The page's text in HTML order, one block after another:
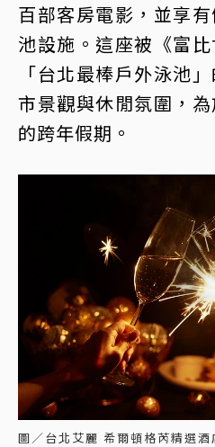
百部客房電影，並享
池設施。這座被《富
「台北最棒戶外泳池
市景觀與休閒氛圍，
的跨年假期。
圖／台北艾麗 希爾頓格芮精選酒